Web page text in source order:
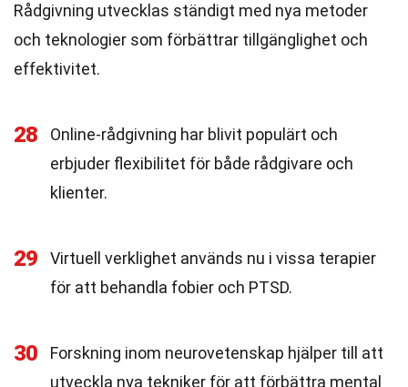
Rådgivning utvecklas ständigt med nya metoder
och teknologier som förbättrar tillgänglighet och
effektivitet.
28
Online-rådgivning har blivit populärt och
erbjuder flexibilitet för både rådgivare och
klienter.
29
Virtuell verklighet används nu i vissa terapier
för att behandla fobier och PTSD.
30
Forskning inom neurovetenskap hjälper till att
utveckla nya tekniker för att förbättra mental